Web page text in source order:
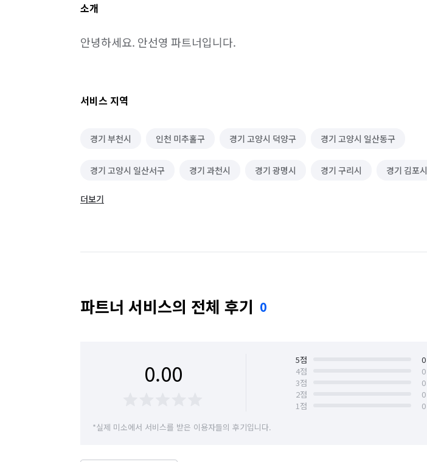
소개
안녕하세요. 안선영 파트너입니다.
서비스 지역
경기 부천시 인천 미추홀구 경기 고양시 덕양구 경기 고양시 일산동구
경기 고양시 일산서구 경기 과천시 경기 광명시 경기 구리시 경기 김포시
경기 남양주시
서울 관악구 서울 광진구 서울 구로구
서울 송파구
서울 종로구
서울 중랑구 인천 남동구 인천 부평구
더보기
파트너 서비스의 전체 후기 0
0.00 5점
0
4점
0
3점
0
2점
0
1점
0
*실제 미소에서 서비스를 받은 이용자들의 후기입니다.